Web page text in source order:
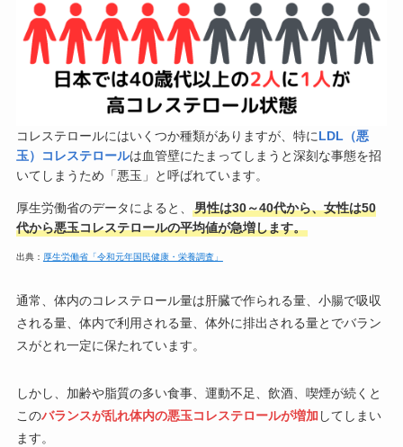
コレステロールにはいくつか種類がありますが、特にLDL（悪
玉）コレステロールは血管壁にたまってしまうと深刻な事態を招
いてしまうため「悪玉」と呼ばれています。
厚生労働省のデータによると、
男性は30～40代から、女性は50
代から悪玉コレステロールの平均値が急増します。
出典： 厚生労働省「令和元年国民健康・栄養調査」
通常、体内のコレステロール量は肝臓で作られる量、小腸で吸収
される量、体内で利用される量、体外に排出される量とでバラン
スがとれ一定に保たれています。
しかし、加齢や脂質の多い食事、運動不足、飲酒、喫煙が続くと
このバランスが乱れ体内の悪玉コレステロールが増加 してしまい
ます。